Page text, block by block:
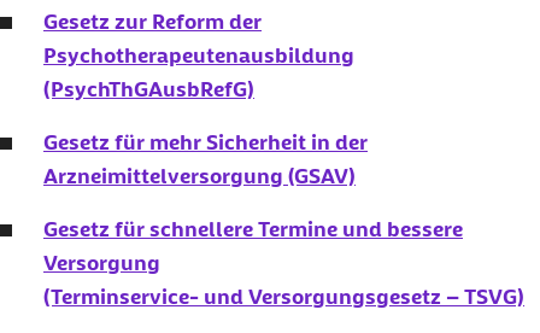
Gesetz zur Reform der
Psychotherapeutenausbildung
(PsychThGAusbRefG)
Gesetz für mehr Sicherheit in der
Arzneimittelversorgung (GSAV)
Gesetz für schnellere Termine und bessere
Versorgung
(Terminservice- und Versorgungsgesetz – TSVG)